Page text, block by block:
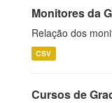
Monitores da
Relação dos
CSV
Cursos de